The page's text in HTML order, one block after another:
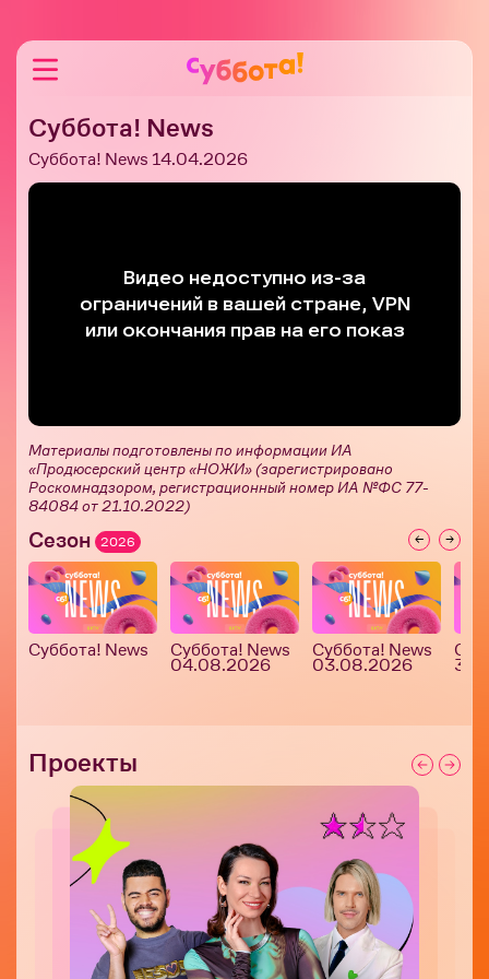
Суббота! News
Суббота! News 14.04.2026
Материалы подготовлены по информации ИА
«Продюсерский центр «НОЖИ» (зарегистрировано
Роскомнадзором, регистрационный номер ИА №ФС 77-
84084 от 21.10.2022)
Сезон 2026
Суббота! News Суббота! News
04.08.2026
Суббота! News
03.08.2026
Проекты